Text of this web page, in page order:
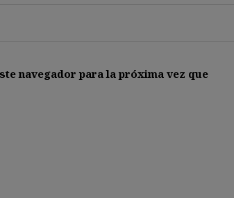
navegador para la próxima vez que